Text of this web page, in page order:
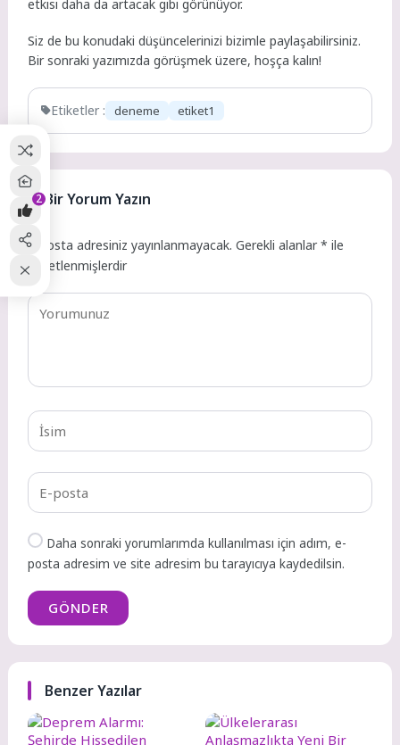
etkisi daha da artacak gibi görünüyor.
Siz de bu konudaki düşüncelerinizi bizimle paylaşabilirsiniz.
Bir sonraki yazımızda görüşmek üzere, hoşça kalın!
Etiketler : deneme etiket1
Bir Yorum Yazın
E-posta adresiniz yayınlanmayacak. Gerekli alanlar* ile
işaretlenmişlerdir
Daha sonraki yorumlarımda kullanılması için adım, e-
posta adresim ve site adresim bu tarayıcıya kaydedilsin.
GÖNDER
Benzer Yazılar
2